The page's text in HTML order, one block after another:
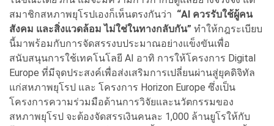
สมาชิกสหภาพยุโรปเองก็เห็นตรงกันว่า “AI ควรรับใช้ผู้คน
สังคม และสิ่งแวดล้อม ไม่ใช่ในทางกลับกัน” ทำให้กฎระเบียบ
นี้มาพร้อมกับการจัดสรรงบประมาณอย่างแข็งขันเพื่อ
สนับสนุนการใช้เทคโนโลยี AI อาทิ การให้โครงการ Digital
Europe ที่มีจุดประสงค์เพื่อส่งเสริมการเปลี่ยนผ่านสู่ยุคดิจิทัล
แก่สหภาพยุโรป และ โครงการ Horizon Europe ซึ่งเป็น
โครงการความร่วมมือด้านการวิจัยและนวัตกรรมของ
สหภาพยุโรป จะต้องจัดสรรเงินคนละ 1,000 ล้านยูโรให้กับ